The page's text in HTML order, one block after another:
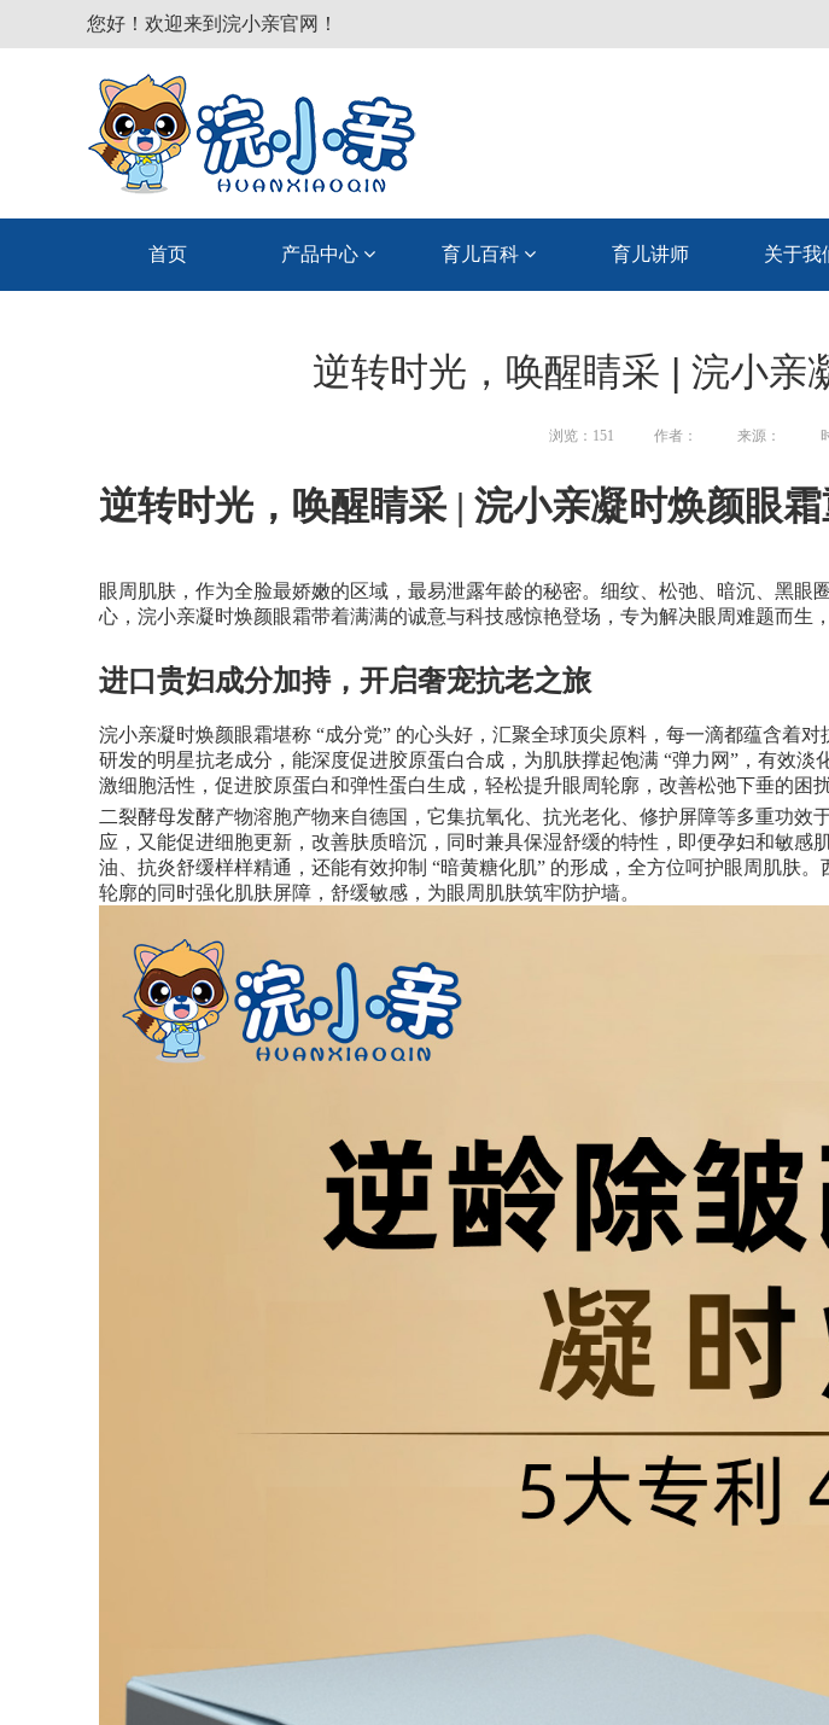
您好！欢迎来到浣小亲官网！
首页 产品中心 育儿百科 育儿讲师 关于我
逆转时光，唤醒睛采 | 浣小亲
浏览： 151 作者： 来源：
逆转时光，唤醒睛采 | 浣小亲凝时焕颜眼
眼周肌肤，作为全脸最娇嫩的区域，最易泄露年龄的秘密。细纹、松弛、暗沉、黑
心，浣小亲凝时焕颜眼霜带着满满的诚意与科技感惊艳登场，专为解决眼周难题而生
进口贵妇成分加持，开启奢宠抗老之旅
浣小亲凝时焕颜眼霜堪称 “成分党” 的心头好，汇聚全球顶尖原料，每一滴都蕴含着
研发的明星抗老成分，能深度促进胶原蛋白合成，为肌肤撑起饱满 “弹力网”，有效
激细胞活性，促进胶原蛋白和弹性蛋白生成，轻松提升眼周轮廓，改善松弛下垂的困扰
二裂酵母发酵产物溶胞产物来自德国，它集抗氧化、抗光老化、修护屏障等多重功
应，又能促进细胞更新，改善肤质暗沉，同时兼具保湿舒缓的特性，即便孕妇和敏
油、抗炎舒缓样样精通，还能有效抑制 “暗黄糖化肌” 的形成，全方位呵护眼周肌肤
轮廓的同时强化肌肤屏障，舒缓敏感，为眼周肌肤筑牢防护墙。